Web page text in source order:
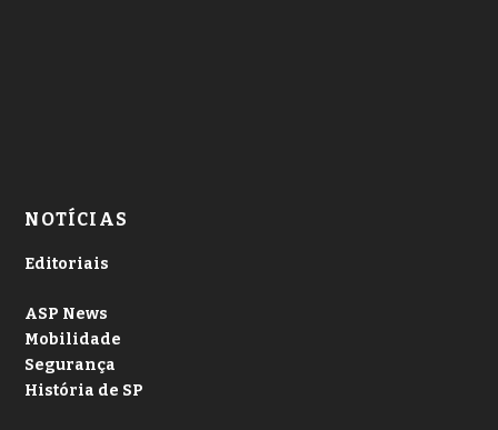
NOTÍCIAS
Editoriais
ASP News
Mobilidade
Segurança
História de SP